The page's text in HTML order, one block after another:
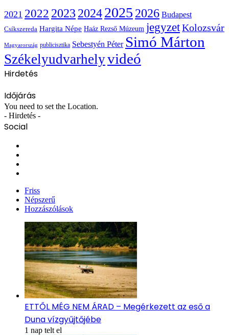
2021 2022 2023 20242025 2026 Budapest
Csíkszereda Hargita Népe Haáz Rezső Múzeum jegyzetKolozsvár
Magyarország publicisztika Sebestyén Péter Simó Márton
Székelyudvarhelyvideó
Hirdetés
Időjárás
You need to set the Location.
- Hirdetés -
Social
Friss
Népszerű
Hozzászólások
ETTŐL MÉG NEM ÁRAD – Megérkezett az eső a
Duna vízgyűjtőjébe
1 nap telt el